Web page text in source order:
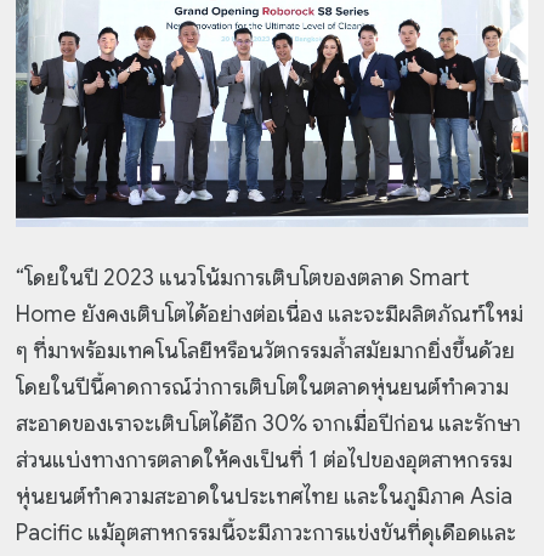
“โดยในปี 2023 แนวโน้มการเติบโตของตลาด Smart
Home ยังคงเติบโตได้อย่างต่อเนื่อง และจะมีผลิตภัณฑ์ใหม่
ๆ ที่มาพร้อมเทคโนโลยีหรือนวัตกรรมล้ำสมัยมากยิ่งขึ้นด้วย
โดยในปีนี้คาดการณ์ว่าการเติบโตในตลาดหุ่นยนต์ทำความ
สะอาดของเราจะเติบโตได้อีก 30% จากเมื่อปีก่อน และรักษา
ส่วนแบ่งทางการตลาดให้คงเป็นที่ 1 ต่อไปของอุตสาหกรรม
หุ่นยนต์ทำความสะอาดในประเทศไทย และในภูมิภาค Asia
Pacific แม้อุตสาหกรรมนี้จะมีภาวะการแข่งขันที่ดุเดือดและ